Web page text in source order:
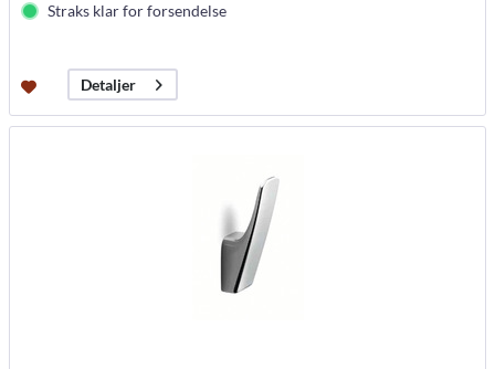
Straks klar for forsendelse
Detaljer